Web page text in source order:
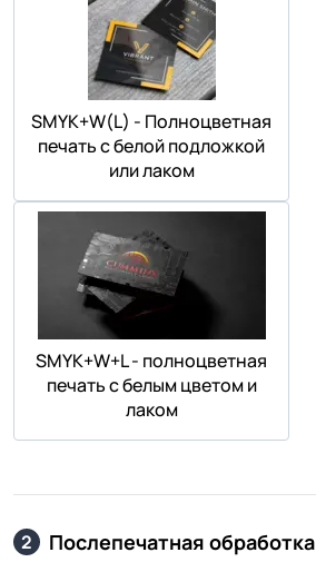
SMYK+W(L) - Полноцветная
печать с белой подложкой
или лаком
SMYK+W+L - полноцветная
печать с белым цветом и
лаком
2 Послепечатная обработка